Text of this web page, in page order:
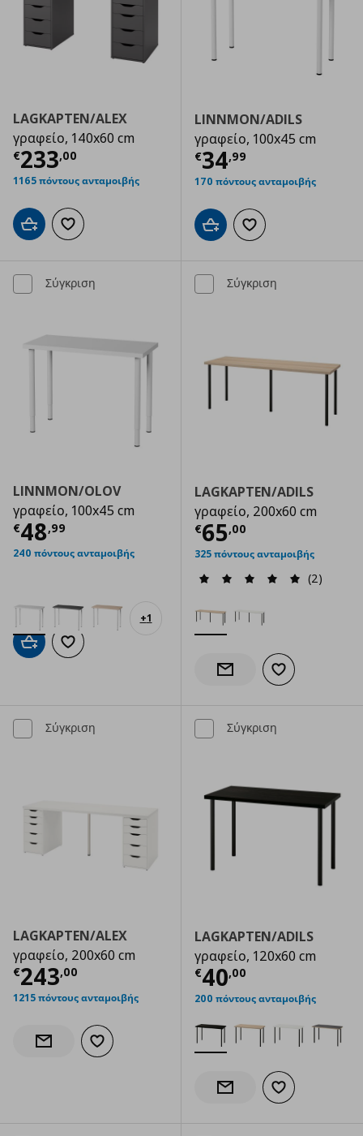
LAGKAPTEN/ALEX
γραφείο, 140x60 cm
€233,00
Τρέχουσα τιμή € 233,00
1165 πόντους ανταμοιβής
Προσθήκη στο καλάθι
Προσθήκη στα αγαπημένα
LINNMON/ADILS
γραφείο, 100x45 cm
€34,99
Τρέχουσα
170 πόντους ανταμοιβής
Προσθήκη στο καλάθι
Προσθήκη στα
+1
Σύγκριση
LINNMON/OLOV
γραφείο, 100x45 cm
€48,99
Τρέχουσα τιμή € 48,99
240 πόντους ανταμοιβής
Προσθήκη στο καλάθι
Προσθήκη στα αγαπημένα
Σύγκριση
LAGKAPTEN/ADILS
γραφείο, 200x60 cm
€65,00
Τρέχουσα
325 πόντους ανταμοιβής
(2)
Ενημέρωση διαθεσιμότητας
Προσθήκη στα
Σύγκριση
LAGKAPTEN/ALEX
γραφείο, 200x60 cm
€243,00
Τρέχουσα τιμή € 243,00
1215 πόντους ανταμοιβής
Ενημέρωση διαθεσιμότητας
Προσθήκη στα αγαπημένα
Σύγκριση
LAGKAPTEN/ADILS
γραφείο, 120x60 cm
€40,00
Τρέχουσα
200 πόντους ανταμοιβής
Ενημέρωση διαθεσιμότητας
Προσθήκη στα